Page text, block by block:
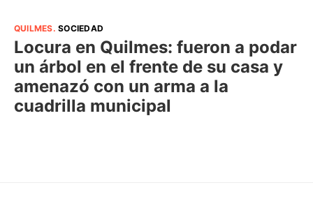
QUILMES.SOCIEDAD
Locura en Quilmes: fueron a podar
un árbol en el frente de su casa y
amenazó con un arma a la
cuadrilla municipal